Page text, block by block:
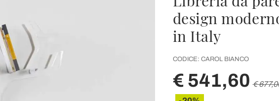
design
in Italy
CODICE: CAROL BIANCO
€ 541,60 €